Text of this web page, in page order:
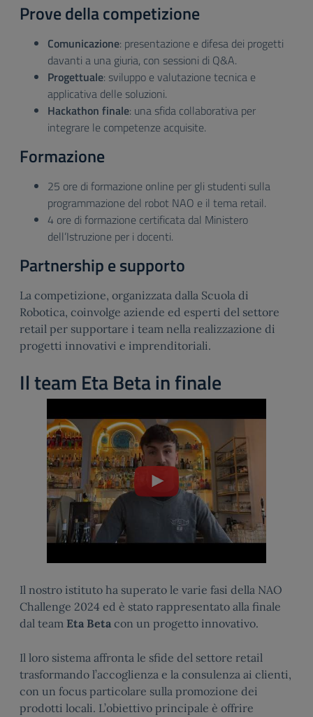
Prove della competizione
Comunicazione: presentazione e difesa dei progetti
davanti a una giuria, con sessioni di Q&A.
Progettuale: sviluppo e valutazione tecnica e
applicativa delle soluzioni.
Hackathon finale: una sfida collaborativa per
integrare le competenze acquisite.
Formazione
25 ore di formazione online per gli studenti sulla
programmazione del robot NAO e il tema retail.
4 ore di formazione certificata dal Ministero
dell’Istruzione per i docenti.
Partnership e supporto
La competizione, organizzata dalla Scuola di
Robotica, coinvolge aziende ed esperti del settore
retail per supportare i team nella realizzazione di
progetti innovativi e imprenditoriali.
Il team Eta Beta in finale
Il nostro istituto ha superato le varie fasi della NAO
Challenge 2024 ed è stato rappresentato alla finale
dal team Eta Beta con un progetto innovativo.
Il loro sistema affronta le sfide del settore retail
trasformando l’accoglienza e la consulenza ai clienti,
con un focus particolare sulla promozione dei
prodotti locali. L’obiettivo principale è offrire